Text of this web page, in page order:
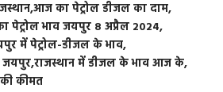
आज का पेट्रोल डीजल का दाम
पेट्रोल भाव जयपुर 8 अप्रैल 2024
में पेट्रोल-डीजल के भाव
जयपुरराजस्थान में डीजल के भाव आज के
कीमत